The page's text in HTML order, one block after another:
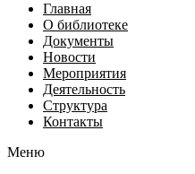
Главная
О библиотеке
Документы
Новости
Мероприятия
Деятельность
Структура
Контакты
Меню